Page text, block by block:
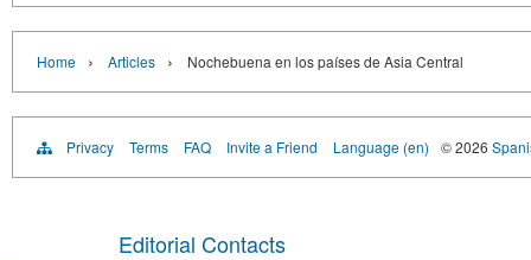
Home › Articles › Nochebuena en los países de Asia Central
Privacy Terms FAQ Invite a Friend Language (en) © 2026
Editorial Contacts